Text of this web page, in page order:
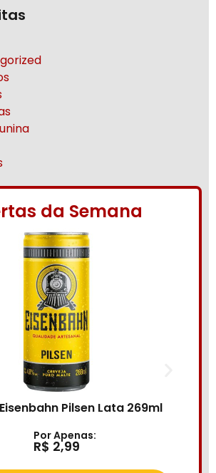
da Semana
Lata 269ml Bebida Mista